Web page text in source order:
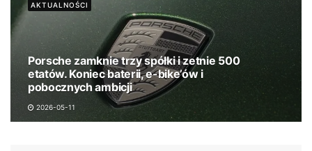
AKTUALNOŚCI
Porsche zamknie trzy spółki i zetnie 500
etatów. Koniec baterii, e-bike’ów i
pobocznych ambicji
2026-05-11